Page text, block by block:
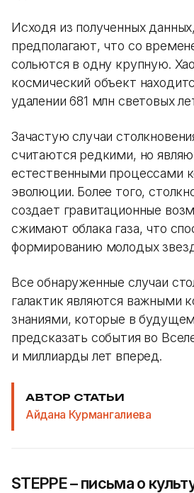
Исходя из полученных
предполагают, что со
сольются в одну крупную.
космический объект
удалении 681 млн световых
Зачастую случаи
считаются редкими, но
естественными процессами
эволюции. Более того,
создает гравитационные
сжимают облака газа, что
формированию молодых
Все обнаруженные случаи
галактик являются важными
знаниями, которые в
предсказать события во
и миллиарды лет вперед.
АВТОР СТАТЬИ
Айдана Курмангалиева
STEPPE – письма о